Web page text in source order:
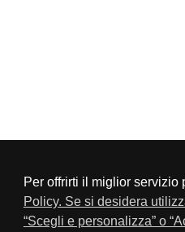
Per offrirti il miglior
Policy. Se si desidera
“Scegli e personalizza” o
Via F.Lippi, 30 25134 Brescia